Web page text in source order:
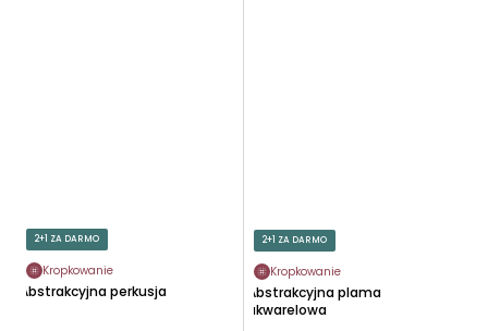
2+1 ZA DARMO
Kropkowanie
Abstrakcyjna perkusja
2+1 ZA DARMO
Kropkowanie
Abstrakcyjna plama
akwarelowa